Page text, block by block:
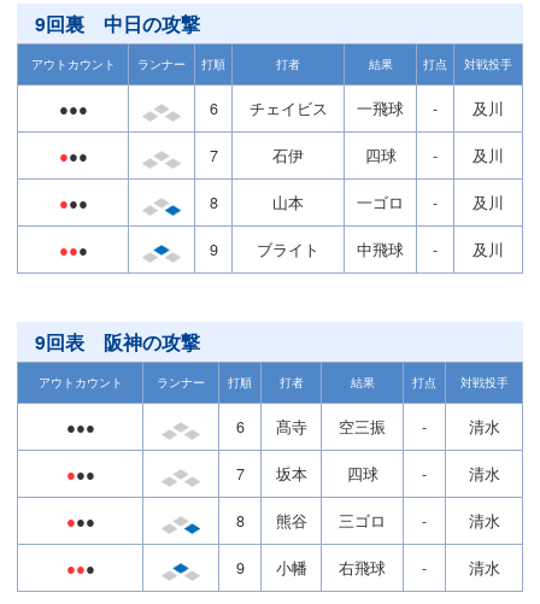
9回裏 中日の攻撃
アウトカウント ランナー 打順 打者 結果 打点 対戦投手
●●● 6 チェイビス 一飛球 - 及川
●●● 7 石伊 四球 - 及川
●●● 8 山本 一ゴロ - 及川
●●● 9 ブライト 中飛球 - 及川
9回表 阪神の攻撃
アウトカウント ランナー 打順 打者 結果 打点 対戦投手
●●● 6 髙寺 空三振 - 清水
●●● 7 坂本 四球 - 清水
●●● 8 熊谷 三ゴロ - 清水
●●● 9 小幡 右飛球 - 清水